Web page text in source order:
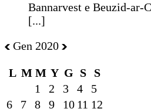
Bannarvest e Beuzid-ar-
[...]
Gen 2020
L M M Y G S
S
1
2 3 4
5
6
7 8 9 10 11 12